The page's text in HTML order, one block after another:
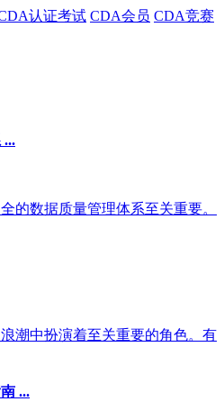
认证考试 CDA会员 CDA竞赛
...
的数据质量管理体系至关重要。
潮中扮演着至关重要的角色。有
...